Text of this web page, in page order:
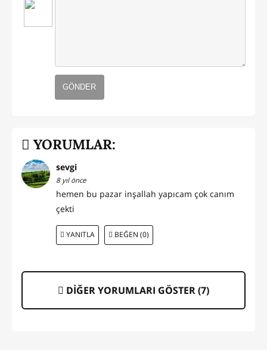
GÖNDER
YORUMLAR:
sevgi
8 yıl önce
hemen bu pazar inşallah yapıcam çok canım
çekti
YANITLA BEĞEN (0)
DİĞER YORUMLARI GÖSTER (7)